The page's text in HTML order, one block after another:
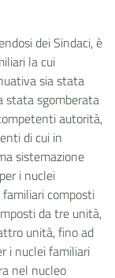
dei Sindaci, è
la cui
sia stata
stata sgomberata
autorità,
di cui in
sistemazione
i nuclei
composti
da tre unità,
unità, fino ad
i nuclei familiari
nel nucleo